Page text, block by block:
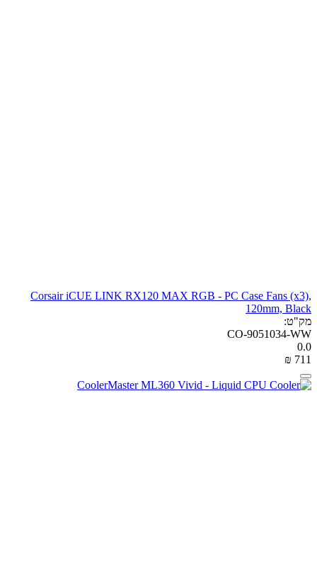
Corsair iCUE LINK RX120 MAX RGB - PC Case Fans (x3),
120mm, Black
מק"ט:
CO-9051034-WW
0.0
₪ ‍711‍